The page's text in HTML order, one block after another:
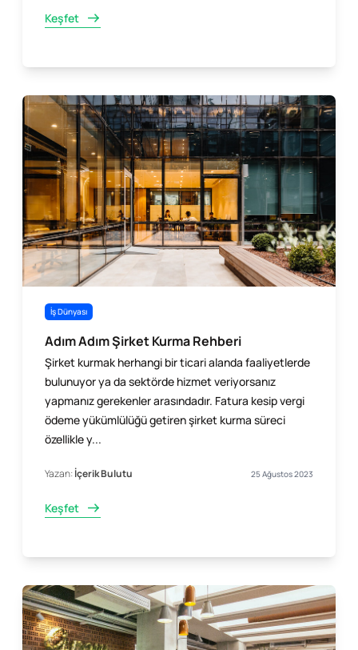
Keşfet
İş Dünyası
Adım Adım Şirket Kurma Rehberi
Şirket kurmak herhangi bir ticari alanda faaliyetlerde
bulunuyor ya da sektörde hizmet veriyorsanız
yapmanız gerekenler arasındadır. Fatura kesip vergi
ödeme yükümlülüğü getiren şirket kurma süreci
özellikle y...
Yazan:İçerik Bulutu 25 Ağustos 2023
Keşfet